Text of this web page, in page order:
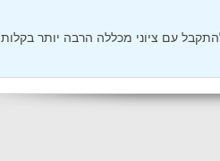
עם ציוני מכללה הרבה יותר בקלות